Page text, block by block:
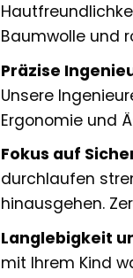
Baumwolle und
Präzise
Unsere
Ergonomie und
Fokus auf
durchlaufen
hinausgehen.
Langlebigkeit
mit Ihrem Kind